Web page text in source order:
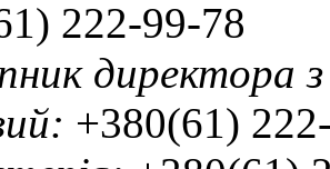
222-99-78
директора
+380(61)